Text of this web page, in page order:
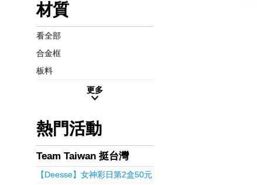
材質
看全部
合金框
板料
更多
熱門活動
Team Taiwan 挺台灣
【Deesse】女神彩日第2盒50元